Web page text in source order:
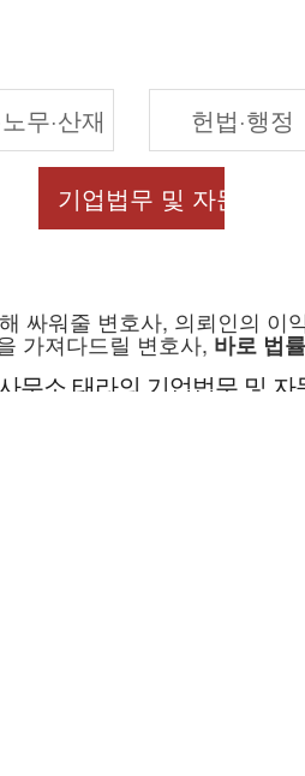
무·산재 헌법·행정
기업법무 및 자문
싸워줄 변호사, 의뢰인의 이
가져다드릴 변호사,바로 법
무소 태라의 기업법무 및 자